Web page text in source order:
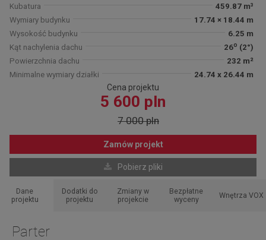
Kubatura
459.87 m³
Wymiary budynku
17.74 × 18.44 m
Wysokość budynku
6.25 m
Kąt nachylenia dachu
26o (2°)
Powierzchnia dachu
232 m²
Minimalne wymiary działki
24.74 x 26.44 m
Cena projektu
5 600 pln
7 000 pln
Zamów projekt
Pobierz pliki
Dane
projektu
Dodatki do
projektu
Zmiany w
projekcie
Bezpłatne
wyceny
Wnętrza VOX
Parter